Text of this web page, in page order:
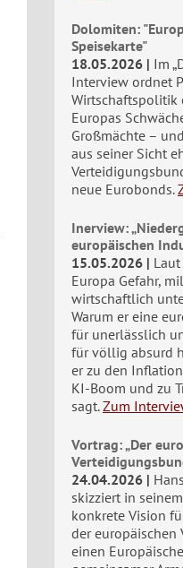
Dolomiten:
Speisekarte"
18.05.2026
Im
Interview ordnet
Wirtschaftspolitik
Europas
Großmächte –
aus seiner Sicht
neue Eurobonds.
Inerview:
europäischen
15.05.2026
Europa Gefahr,
wirtschaftlich
Warum er eine
für unerlässlich
für völlig absurd
er zu den
KI-Boom und zu
sagt. Zum
Vortrag: „Der
24.04.2026
skizziert in
konkrete Vision
der europäischen
einen